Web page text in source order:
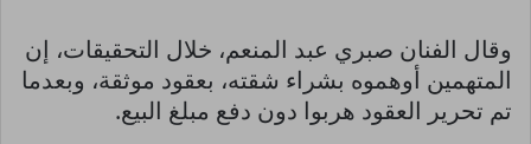
وقال الفنان صبري عبد المنعم، خلال التحقيقات، إن
المتهمين أوهموه بشراء شقته، بعقود موثقة، وبعدما
تم تحرير العقود هربوا دون دفع مبلغ البيع.